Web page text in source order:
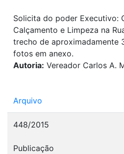
Solicita do poder Executivo:
Calçamento e Limpeza na
trecho de aproximadamente
fotos em anexo.
Autoria: Vereador Carlos A.
Arquivo
448/2015
Publicação